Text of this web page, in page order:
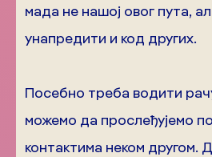
мада не нашој овог пута,
унапредити и код других.
Посебно треба водити
можемо да прослеђујемо
контактима неком другом.